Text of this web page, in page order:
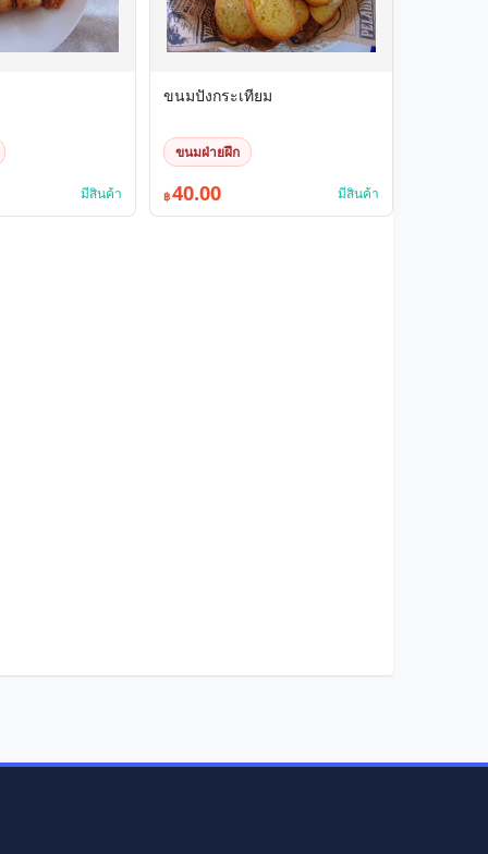
มีสินค้า
ขนมปังกระเทียม
ขนมฝ่ายฝึก
฿40.00 มีสินค้า